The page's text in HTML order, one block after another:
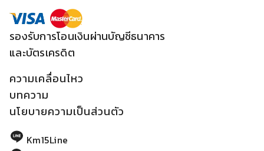
รองรับการโอนเงินผ่านบัญชีธนาคาร
และบัตรเครดิต
ความเคลื่อนไหว
บทความ
นโยบายความเป็นส่วนตัว
Km15Line